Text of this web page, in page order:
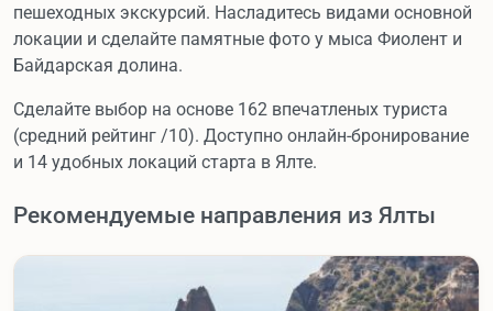
пешеходных экскурсий. Насладитесь видами основной
локации и сделайте памятные фото у мыса Фиолент и
Байдарская долина.
Сделайте выбор на основе 162 впечатленых туриста
(средний рейтинг /10). Доступно онлайн-бронирование
и 14 удобных локаций старта в Ялте.
Рекомендуемые направления из Ялты